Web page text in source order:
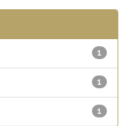
1
1
1